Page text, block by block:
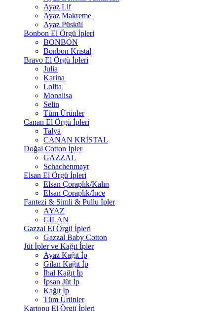
Ayaz Lif
Ayaz Makreme
Ayaz Püskül
Bonbon El Örgü İpleri
BONBON
Bonbon Kristal
Bravo El Örgü İpleri
Julia
Karina
Lolita
Monalisa
Selin
Tüm Ürünler
Canan El Örgü İpleri
Talya
CANAN KRİSTAL
Doğal Cotton İpler
GAZZAL
Schachenmayr
Elsan El Örgü İpleri
Elsan Çoraplık/Kalın
Elsan Çoraplık/İnce
Fantezi & Simli & Pullu İpler
AYAZ
GİLAN
Gazzal El Örgü İpleri
Gazzal Baby Cotton
Jüt İpler ve Kağıt İpler
Ayaz Kağıt İp
Gilan Kağıt İp
İhal Kağıt İp
İpsan Jüt İp
Kağıt İp
Tüm Ürünler
Kartopu El Örgü İpleri